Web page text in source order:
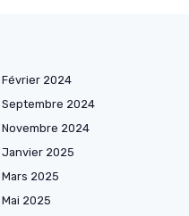
Février 2024
Septembre 2024
Novembre 2024
Janvier 2025
Mars 2025
Mai 2025